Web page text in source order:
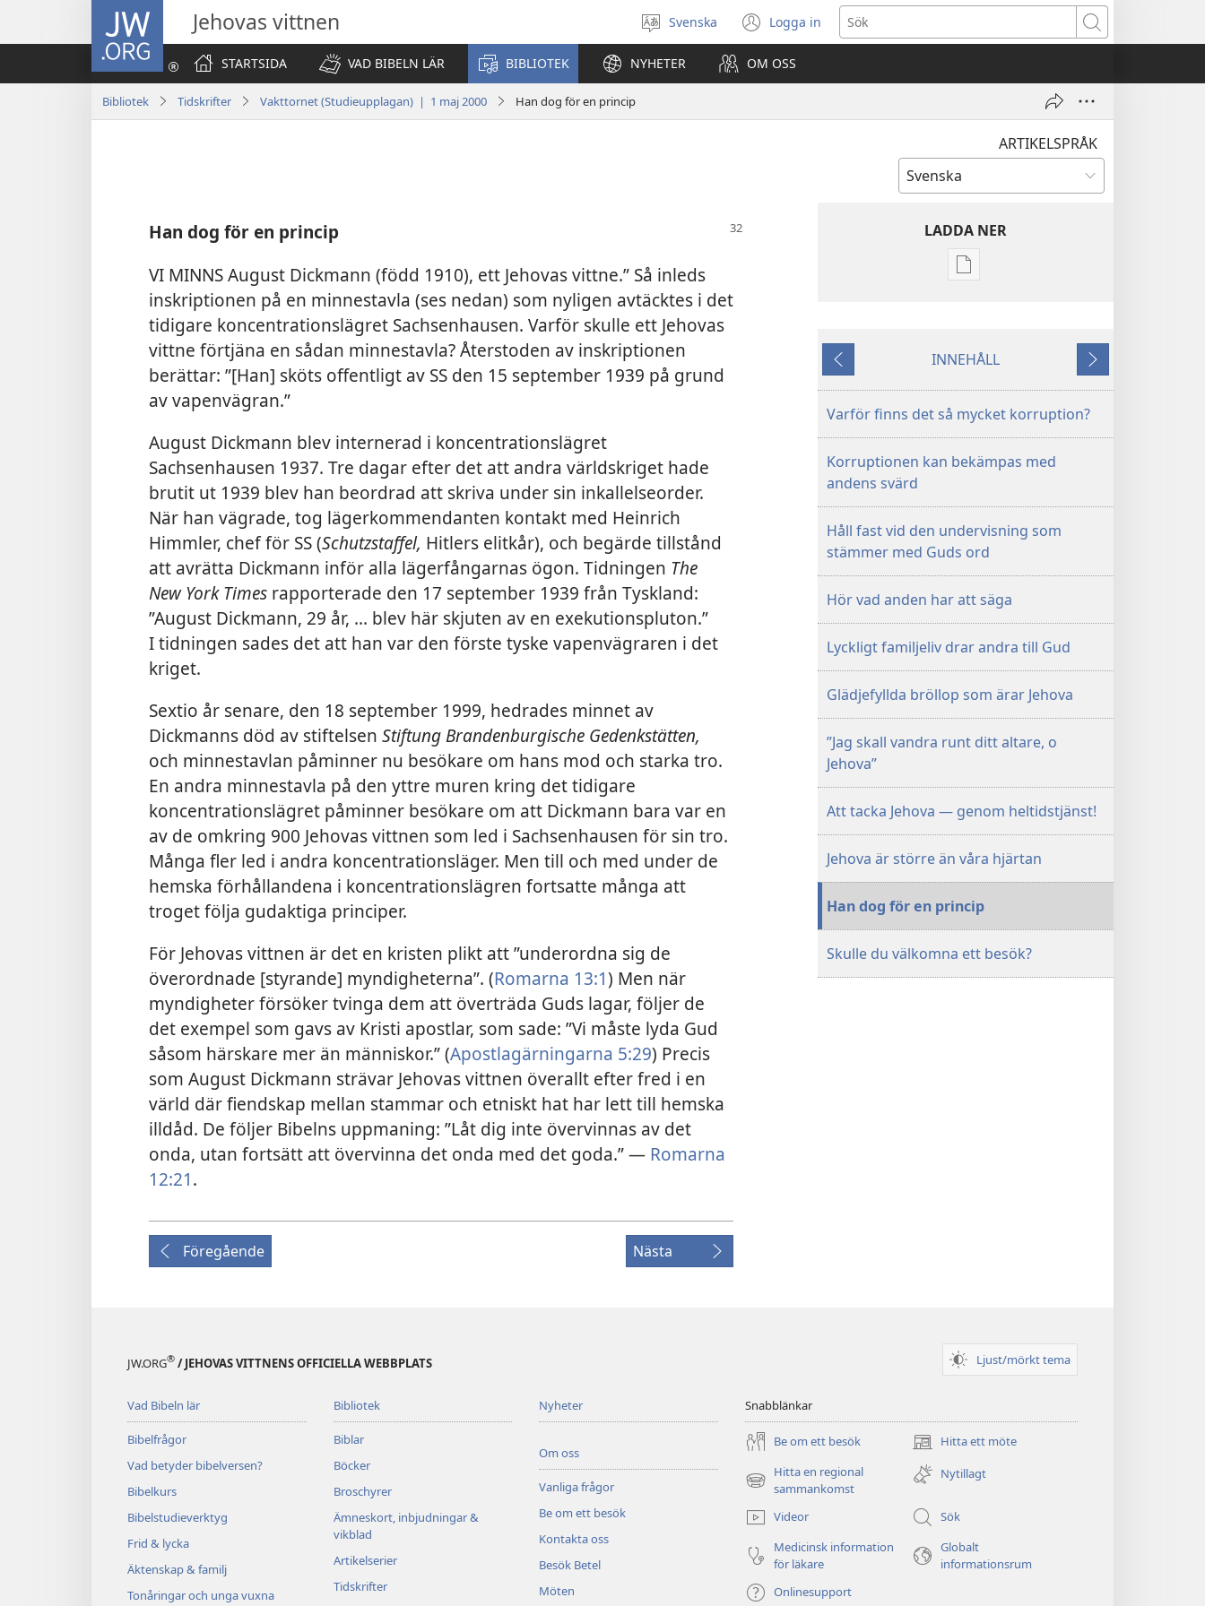
JW.ORG Jehovas vittnen
Välj
språk
Svenska Logga in
(öppnar
nytt
fönster)
Sök
STARTSIDA
VAD BIBELN LÄR BIBLIOTEK NYHETER OM OSS
Bibliotek Tidskrifter Vakttornet (Studieupplagan) | 1 maj 2000 Han dog för en princip
ARTIKELSPRÅK
Han dog för en princip
VI MINNS August Dickmann (född 1910), ett Jehovas vittne.” Så inleds
inskriptionen på en minnestavla (ses nedan) som nyligen avtäcktes i det
tidigare koncentrationslägret Sachsenhausen. Varför skulle ett Jehovas
vittne förtjäna en sådan minnestavla? Återstoden av inskriptionen
berättar: ”[Han] sköts offentligt av SS den 15 september 1939 på grund
av vapenvägran.”
August Dickmann blev internerad i koncentrationslägret
Sachsenhausen 1937. Tre dagar efter det att andra världskriget hade
brutit ut 1939 blev han beordrad att skriva under sin inkallelseorder.
När han vägrade, tog lägerkommendanten kontakt med Heinrich
Himmler, chef för SS (Schutzstaffel, Hitlers elitkår), och begärde tillstånd
att avrätta Dickmann inför alla lägerfångarnas ögon. Tidningen The
New York Times rapporterade den 17 september 1939 från Tyskland:
”August Dickmann, 29 år, ... blev här skjuten av en exekutionspluton.”
I tidningen sades det att han var den förste tyske vapenvägraren i det
kriget.
Sextio år senare, den 18 september 1999, hedrades minnet av
Dickmanns död av stiftelsen Stiftung Brandenburgische Gedenkstätten,
och minnestavlan påminner nu besökare om hans mod och starka tro.
En andra minnestavla på den yttre muren kring det tidigare
koncentrationslägret påminner besökare om att Dickmann bara var en
av de omkring 900 Jehovas vittnen som led i Sachsenhausen för sin tro.
Många fler led i andra koncentrationsläger. Men till och med under de
hemska förhållandena i koncentrationslägren fortsatte många att
troget följa gudaktiga principer.
För Jehovas vittnen är det en kristen plikt att ”underordna sig de
överordnade [styrande] myndigheterna”. (Romarna 13:1) Men när
myndigheter försöker tvinga dem att överträda Guds lagar, följer de
det exempel som gavs av Kristi apostlar, som sade: ”Vi måste lyda Gud
såsom härskare mer än människor.” (Apostlagärningarna 5:29) Precis
som August Dickmann strävar Jehovas vittnen överallt efter fred i en
värld där fiendskap mellan stammar och etniskt hat har lett till hemska
illdåd. De följer Bibelns uppmaning: ”Låt dig inte övervinnas av det
onda, utan fortsätt att övervinna det onda med det goda.” — Romarna
12:21.
Föregående Nästa
LADDA NER
Valmöjligheter
publikationer
(STUDIEUPPLAGAN)
1 maj
Föregående
INNEHÅLL
Nästa
Varför finns det så mycket korruption?
Korruptionen kan bekämpas med
andens svärd
Håll fast vid den undervisning som
stämmer med Guds ord
Hör vad anden har att säga
Lyckligt familjeliv drar andra till Gud
Glädjefyllda bröllop som ärar Jehova
”Jag skall vandra runt ditt altare, o
Jehova”
Att tacka Jehova — genom heltidstjänst!
Jehova är större än våra hjärtan
Han dog för en princip
Skulle du välkomna ett besök?
JW.ORG® / JEHOVAS VITTNENS OFFICIELLA WEBBPLATS Ljust/mörkt tema
Vad Bibeln lär
Bibelfrågor
Vad betyder bibelversen?
Bibelkurs
Bibelstudieverktyg
Frid & lycka
Äktenskap & familj
Tonåringar och unga vuxna
Bibliotek
Biblar
Böcker
Broschyrer
Ämneskort, inbjudningar &
vikblad
Artikelserier
Tidskrifter
Nyheter
Om oss
Vanliga frågor
Be om ett besök
Kontakta oss
Besök Betel
Möten
Snabblänkar
Be om ett besök Hitta ett möte
(öppnar
nytt
fönster)
Hitta en regional
sammankomst
(öppnar
fönster)
Nytillagt
Videor
Sök
Medicinsk information
för läkare
Globalt
informationsrum
Onlinesupport